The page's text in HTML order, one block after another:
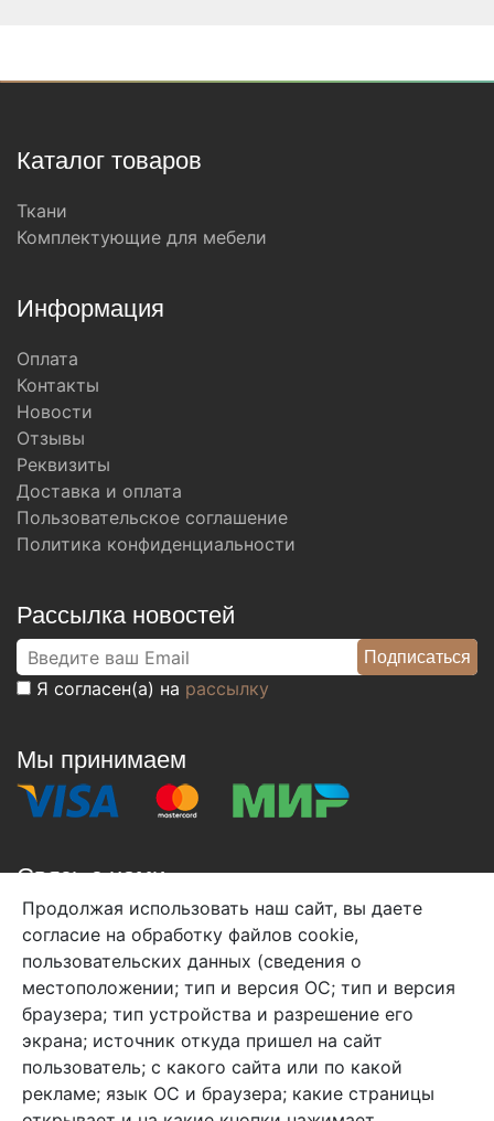
Каталог товаров
Ткани
Комплектующие для мебели
Информация
Оплата
Контакты
Новости
Отзывы
Реквизиты
Доставка и оплата
Пользовательское соглашение
Политика конфиденциальности
Рассылка новостей
Я согласен(а) на рассылку
Мы принимаем
Связь с нами
+7 (495) 933-38-08
info@arben-textile.ru- оптовые продажи
Арбен текстиль г. Щелково, пер.
1-й Советский д.25, владение 2.
Продолжая использовать наш сайт, вы даете
согласие на обработку файлов cookie,
пользовательских данных (сведения о
местоположении; тип и версия ОС; тип и версия
браузера; тип устройства и разрешение его
экрана; источник откуда пришел на сайт
пользователь; с какого сайта или по какой
рекламе; язык ОС и браузера; какие страницы